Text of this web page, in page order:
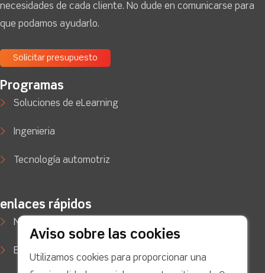
necesidades de cada cliente. No dude en comunicarse para
que podamos ayudarlo.
Solicitar presupuesto
Programas
Soluciones de eLearning
Ingenieria
Tecnología automotriz
enlaces rápidos
Noticias
Estudios de caso
Aviso sobre las cookies
Utilizamos cookies para proporcionar una